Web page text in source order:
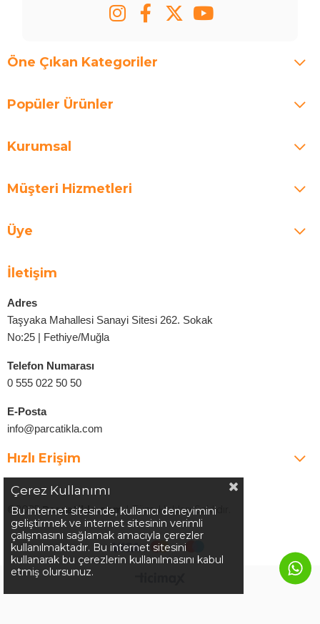
Öne Çıkan Kategoriler
Popüler Ürünler
Kurumsal
Müşteri Hizmetleri
Üye
İletişim
Adres
Taşyaka Mahallesi Sanayi Sitesi 262. Sokak
No:25 | Fethiye/Muğla
Telefon Numarası
0 555 022 50 50
E-Posta
info@parcatikla.com
Hızlı Erişim
©2025Parcatikla.com| Tüm Hakları Saklıdır.
Çerez Kullanımı
Bu internet sitesinde, kullanıcı deneyimini
geliştirmek ve internet sitesinin verimli
çalışmasını sağlamak amacıyla çerezler
kullanılmaktadır. Bu internet sitesini
kullanarak bu çerezlerin kullanılmasını kabul
etmiş olursunuz.